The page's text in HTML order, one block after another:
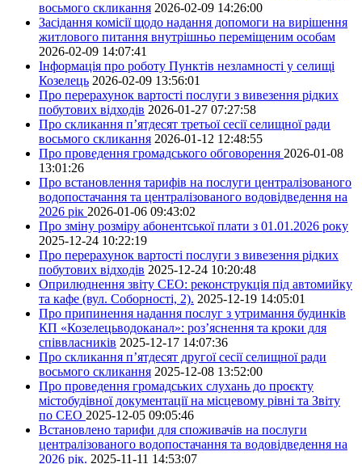
восьмого скликання 2026-02-09 14:26:00
Засідання комісії щодо надання допомоги на вирішення
житлового питання внутрішньо переміщеним особам
2026-02-09 14:07:41
Інформація про роботу Пунктів незламності у селищі
Козелець 2026-02-09 13:56:01
Про перерахунок вартості послуги з вивезення рідких
побутових відходів 2026-01-27 07:27:58
Про скликання п’ятдесят третьої сесії селищної ради
восьмого скликання 2026-01-12 12:48:55
Про проведення громадського обговорення 2026-01-08
13:01:26
Про встановлення тарифів на послуги централізованого
водопостачання та централізованого водовідведення на
2026 рік 2026-01-06 09:43:02
Про зміну розміру абонентської плати з 01.01.2026 року
2025-12-24 10:22:19
Про перерахунок вартості послуги з вивезення рідких
побутових відходів 2025-12-24 10:20:48
Оприлюднення звіту СЕО: реконструкція під автомийку
та кафе (вул. Соборності, 2). 2025-12-19 14:05:01
Про припинення надання послуг з утримання будинків
КП «Козелецьводоканал»: роз’яснення та кроки для
співвласників 2025-12-17 14:07:36
Про скликання п’ятдесят другої сесії селищної ради
восьмого скликання 2025-12-08 13:52:00
Про проведення громадських слухань до проєкту
містобудівної документації на місцевому рівні та Звіту
по СЕО 2025-12-05 09:05:46
Встановлено тарифи для споживачів на послуги
централізованого водопостачання та водовідведення на
2026 рік. 2025-11-11 14:53:07